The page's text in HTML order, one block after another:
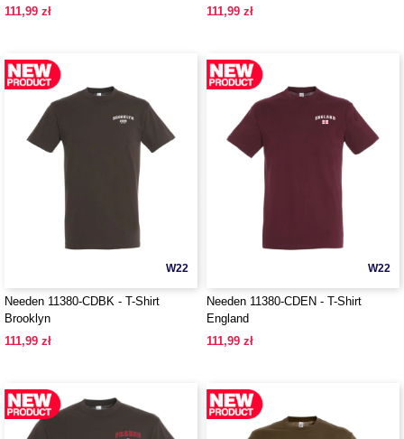
111,99 zł
111,99 zł
W22
Needen 11380-CDBK - T-Shirt
Brooklyn
111,99 zł
W22
Needen 11380-CDEN - T-Shirt
England
111,99 zł